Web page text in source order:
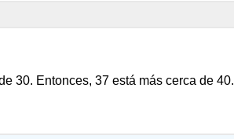
30. Entonces, 37 está más cerca de 40.